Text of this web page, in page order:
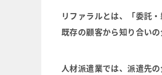
リファラルとは、 「委託
既存の顧客から知り合い
人材派遣業では、派遣先